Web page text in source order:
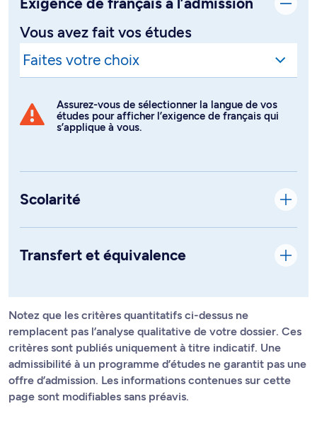
Vous avez fait vos études
Assurez-vous de sélectionner la langue de vos
études pour afficher l’exigence de français qui
s’applique à vous.
Scolarité
Transfert et équivalence
Notez que les critères quantitatifs ci-dessus ne
remplacent pas l’analyse qualitative de votre dossier. Ces
critères sont publiés uniquement à titre indicatif. Une
admissibilité à un programme d’études ne garantit pas une
offre d’admission. Les informations contenues sur cette
page sont modifiables sans préavis.